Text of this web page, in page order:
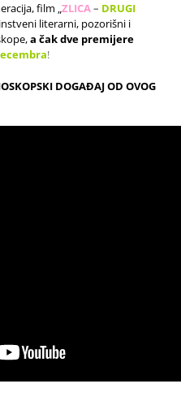
film „ZLICA– DRUGI
literarni, pozorišni i
a čak dve premijere
!
DOGAĐAJ OD OVOG